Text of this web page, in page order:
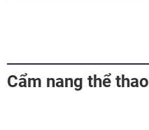
Cẩm nang thể thao